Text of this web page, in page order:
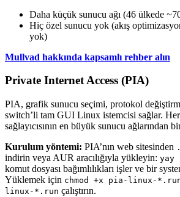
Daha küçük sunucu ağı (46 ülkede
Hiç özel sunucu yok (akış
yok)
Mullvad hakkında kapsamlı rehber alın
Private Internet Access (PIA)
PIA, grafik sunucu seçimi, protokol
switch’li tam GUI Linux istemcisi sağlar.
sağlayıcısının en büyük sunucu ağlarından
Kurulum yöntemi: PIA’nın web sitesinden
indirin veya AUR aracılığıyla yükleyin: yay
komut dosyası bağımlılıkları işler ve bir
Yüklemek için chmod +x pia-linux-
linux-*.run çalıştırın.